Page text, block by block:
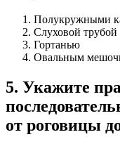
Полукружными
Слуховой трубой
Гортанью
Овальным
5. Укажите
от роговицы